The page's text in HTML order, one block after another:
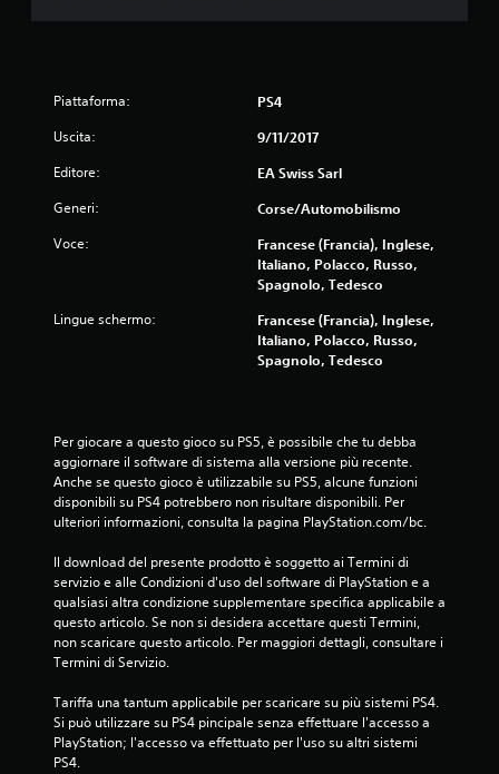
Piattaforma: PS4
Uscita: 9/11/2017
Editore: EA Swiss Sarl
Generi: Corse/Automobilismo
Voce:
Francese (Francia), Inglese,
Italiano, Polacco, Russo,
Spagnolo, Tedesco
Lingue schermo:
Francese (Francia), Inglese,
Italiano, Polacco, Russo,
Spagnolo, Tedesco
Per giocare a questo gioco su PS5, è possibile che tu debba
aggiornare il software di sistema alla versione più recente.
Anche se questo gioco è utilizzabile su PS5, alcune funzioni
disponibili su PS4 potrebbero non risultare disponibili. Per
ulteriori informazioni, consulta la pagina PlayStation.com/bc.
Il download del presente prodotto è soggetto ai Termini di
servizio e alle Condizioni d'uso del software di PlayStation e a
qualsiasi altra condizione supplementare specifica applicabile a
questo articolo. Se non si desidera accettare questi Termini,
non scaricare questo articolo. Per maggiori dettagli, consultare i
Termini di Servizio.
Tariffa una tantum applicabile per scaricare su più sistemi PS4.
Si può utilizzare su PS4 pincipale senza effettuare l'accesso a
PlayStation; l'accesso va effettuato per l'uso su altri sistemi
PS4.